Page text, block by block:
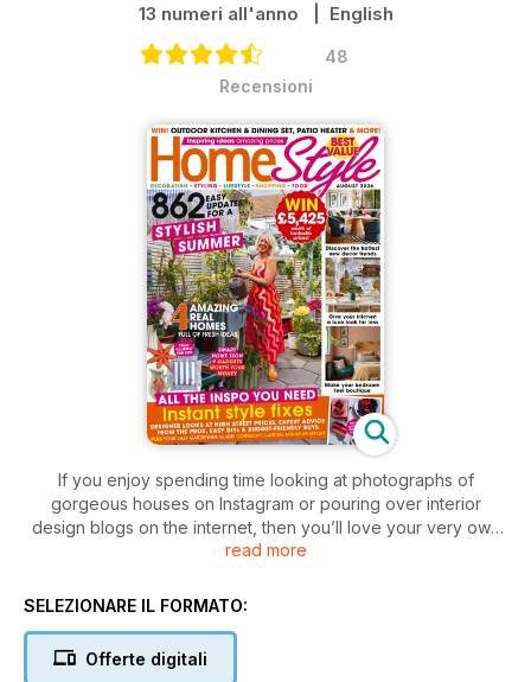
13 numeri all'anno | English
48
Recensioni
If you enjoy spending time looking at photographs of
gorgeous houses on Instagram or pouring over interior
design blogs on the internet, then you’ll love your very own
Homestyle magazine. Packed full of beautiful houses,
can enjoy an entertaining and informative read delivered
inspires and educates home lovers of all backgrounds and
ages - there really is something for everyone packed inside
read more
SELEZIONARE IL FORMATO:
Offerte digitali